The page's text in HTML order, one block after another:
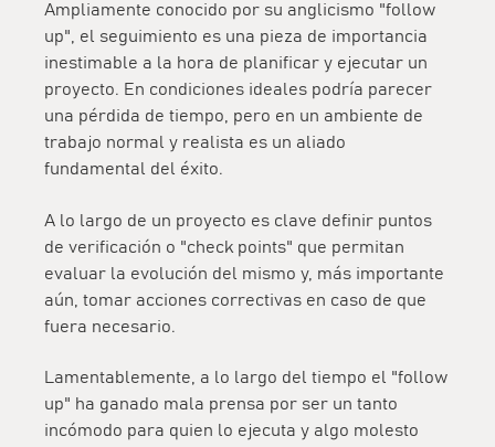
Ampliamente conocido por su anglicismo "follow
up", el seguimiento es una pieza de importancia
inestimable a la hora de planificar y ejecutar un
proyecto. En condiciones ideales podría parecer
una pérdida de tiempo, pero en un ambiente de
trabajo normal y realista es un aliado
fundamental del éxito.
A lo largo de un proyecto es clave definir puntos
de verificación o "check points" que permitan
evaluar la evolución del mismo y, más importante
aún, tomar acciones correctivas en caso de que
fuera necesario.
Lamentablemente, a lo largo del tiempo el "follow
up" ha ganado mala prensa por ser un tanto
incómodo para quien lo ejecuta y algo molesto